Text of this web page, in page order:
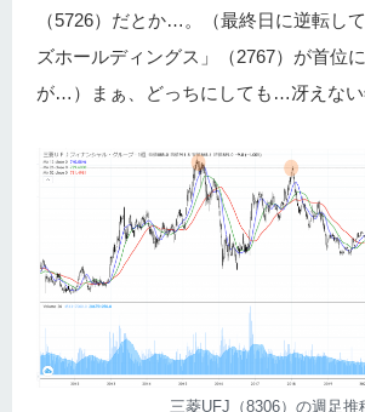
（5726）だとか…。（最終日に逆転し
ズホールディングス」（2767）が首位
が…）まぁ、どっちにしても…冴えない
三菱UFJ（8306）の週足推